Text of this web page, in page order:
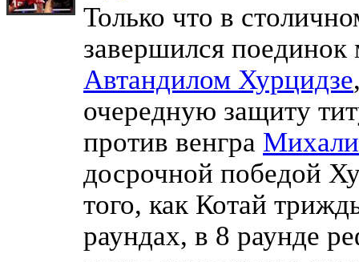
Только что в
завершился
Автандилом Хурцидзе
очередную защиту
против венгра
досрочной победой
того, как Котай
раундах, в 8 раунде